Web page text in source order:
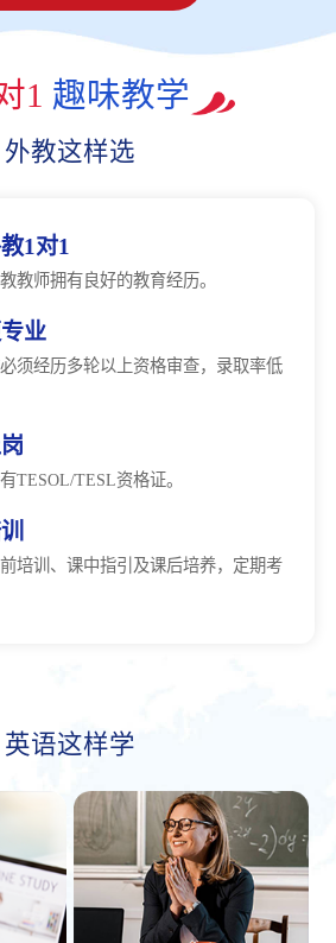
1 趣味教学
外教这样选
1对1
教师拥有良好的教育经历。
业
须经历多轮以上资格审查，录取率低
TESOL/TESL资格证。
培训、课中指引及课后培养，定期考
英语这样学